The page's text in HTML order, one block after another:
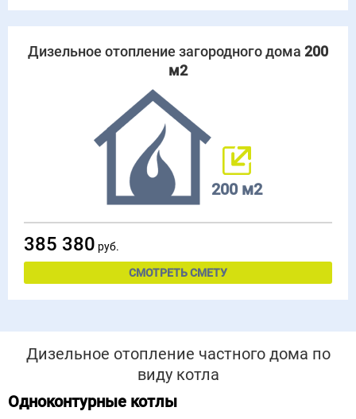
Дизельное отопление загородного дома 200
м2
200 м2
385 380 руб.
СМОТРЕТЬ СМЕТУ
Дизельное отопление частного дома по
виду котла
Одноконтурные котлы